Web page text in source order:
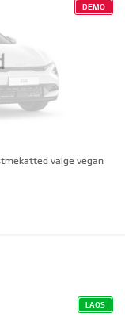
DEMO
valge vegan
LAOS